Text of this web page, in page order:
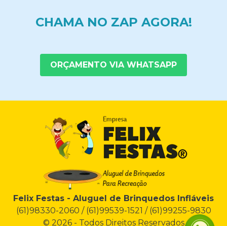
CHAMA NO ZAP AGORA!
ORÇAMENTO VIA WHATSAPP
Felix Festas - Aluguel de Brinquedos Infláveis
(61)98330-2060 / (61)99539-1521 / (61)99255-9830
© 2026 - Todos Direitos Reservados